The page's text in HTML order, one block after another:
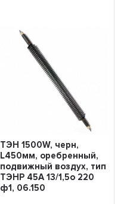
ТЭН 1500W, черн,
L450мм, оребренный,
подвижный воздух, тип
ТЭНР 45А 13/1,5о 220
ф1, 06.150